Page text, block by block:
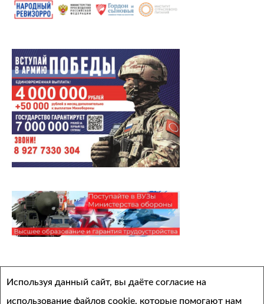
Архивы
Выберите месяц
Используя данный сайт, вы даёте согласие на
использование файлов cookie, которые помогают нам